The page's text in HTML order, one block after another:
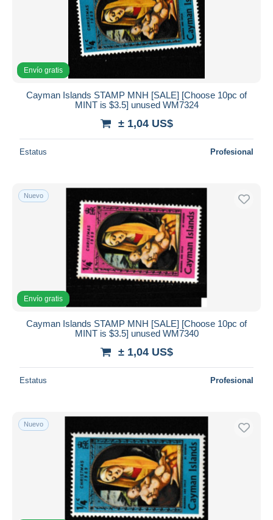
Envío gratis
Cayman Islands STAMP MNH [SALE] [Choose 10pc of
MINT is $3.5] unused WM7324
± 1,04 US$
Estatus Profesional
Nuevo
Envío gratis
Cayman Islands STAMP MNH [SALE] [Choose 10pc of
MINT is $3.5] unused WM7340
± 1,04 US$
Estatus Profesional
Nuevo